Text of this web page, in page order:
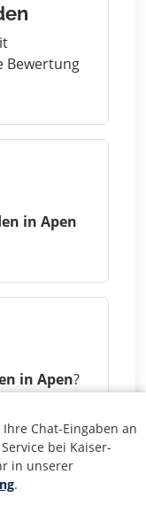
Bewertung
in Apen
in Apen?
Chat-Eingaben an
bei Kaiser-
in unserer
.